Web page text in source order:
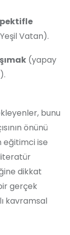
Vatan).
(yapay
bunu
önünü
eğitimci ise
dikkat
gerçek
kavramsal